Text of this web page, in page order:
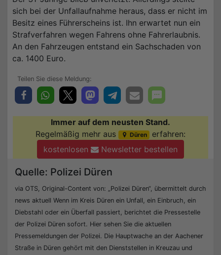
sich bei der Unfallaufnahme heraus, dass er nicht im
Besitz eines Führerscheins ist. Ihn erwartet nun ein
Strafverfahren wegen Fahrens ohne Fahrerlaubnis.
An den Fahrzeugen entstand ein Sachschaden von
ca. 1400 Euro.
Immer auf dem neusten Stand.
Regelmäßig mehr aus
Düren
erfahren:
kostenlosen
Newsletter bestellen
Quelle: Polizei Düren
via OTS, Original-Content von: „Polizei Düren“, übermittelt durch
news aktuell Wenn im Kreis Düren ein Unfall, ein Einbruch, ein
Diebstahl oder ein Überfall passiert, berichtet die Pressestelle
der Polizei Düren sofort. Hier sehen Sie die aktuellen
Pressemeldungen der Polizei. Die Hauptwache an der Aachener
Straße in Düren gehört mit den Dienststellen in Kreuzau und